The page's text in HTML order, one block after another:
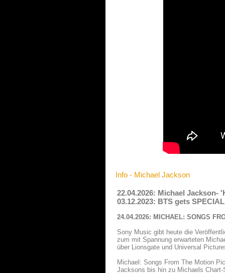
Info - Michael Jackson
22.04.2026: Michael Jackson-
03.12.2023: BTS gets
24.04.2026: MICHAEL: SONGS
Sony Music gibt heute die
zum mit Spannung erwarteten
über Lionsgate und Universal
Michael: Songs From The Motion
Jacksons bis hin zu Michaels